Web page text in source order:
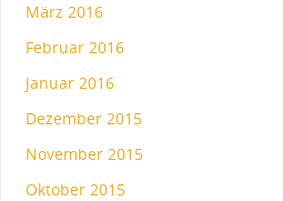
März 2016
Februar 2016
Januar 2016
Dezember 2015
November 2015
Oktober 2015